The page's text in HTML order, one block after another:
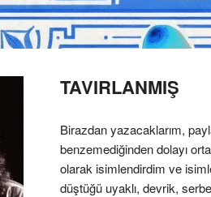
TAVIRLANMIŞ
Birazdan yazacaklarım,
benzemediğinden dolayı
olarak isimlendirdim ve
düştüğü uyaklı, devrik,